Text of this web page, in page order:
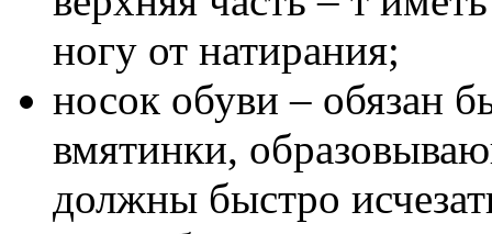
ногу от натирания;
носок обуви – обязан
вмятинки,
должны быстро